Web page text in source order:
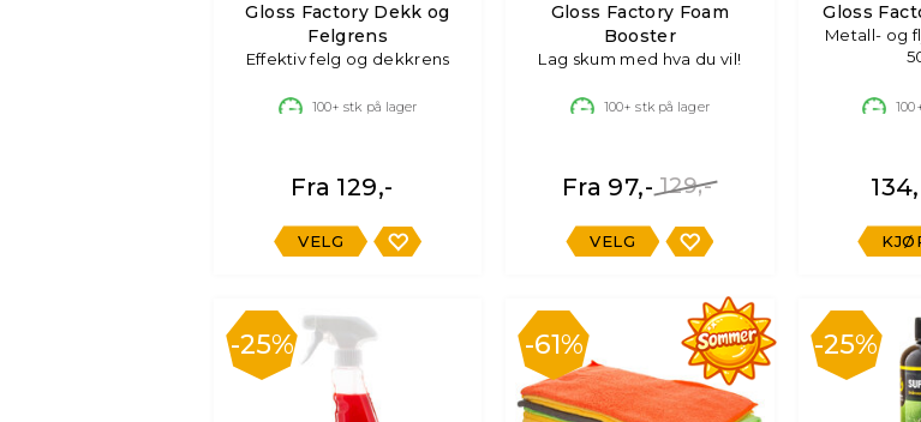
Gloss Factory Dekk og
Felgrens
Effektiv felg og dekkrens
100+ stk på lager
Fra 129,-
VELG
Gloss Factory Foam
Booster
Lag skum med hva du vil!
100+ stk på lager
129,-
Fra 97,-
VELG
Gloss
Metall- og
25% 61% 25%